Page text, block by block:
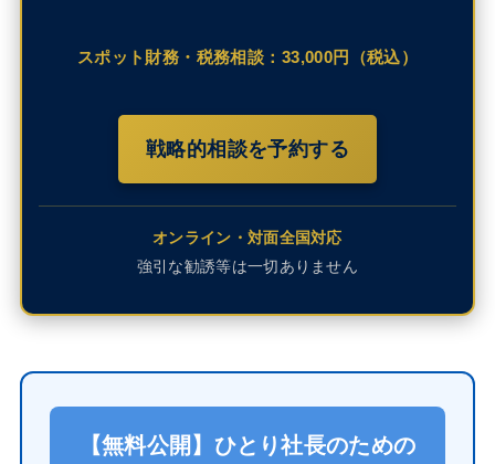
スポット財務・税務相談：33,000円（税込）
戦略的相談を予約する
オンライン・対面全国対応
強引な勧誘等は一切ありません
【無料公開】ひとり社長のための